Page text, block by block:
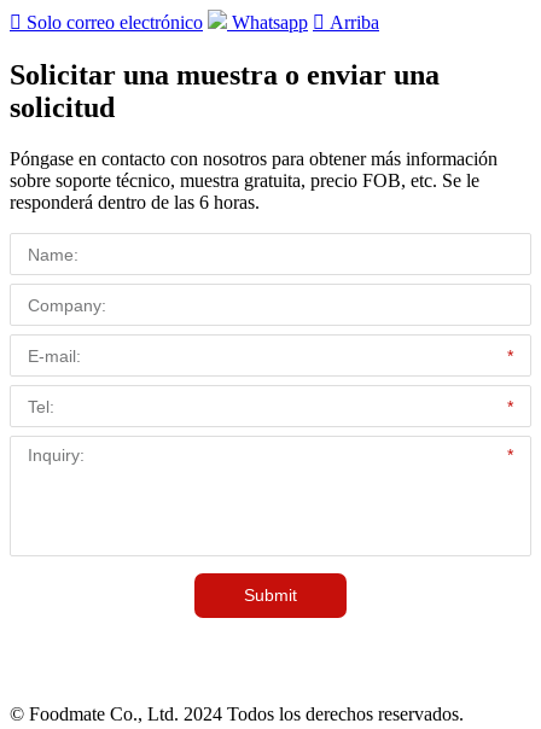
 Solo correo electrónico Whatsapp  Arriba
Solicitar una muestra o enviar una
solicitud
Póngase en contacto con nosotros para obtener más información
sobre soporte técnico, muestra gratuita, precio FOB, etc. Se le
responderá dentro de las 6 horas.
© Foodmate Co., Ltd. 2024 Todos los derechos reservados.